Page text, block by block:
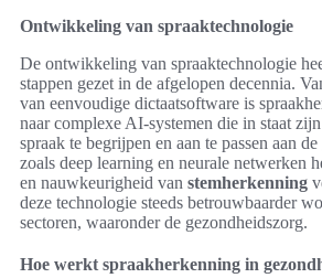
Ontwikkeling van spraaktechnologie
De ontwikkeling van spraaktechnologie
stappen gezet in de afgelopen decennia.
van eenvoudige dictaatsoftware is
naar complexe AI-systemen die in staat
spraak te begrijpen en aan te passen aan
zoals deep learning en neurale netwerken
en nauwkeurigheid van stemherkenning
deze technologie steeds betrouwbaarder
sectoren, waaronder de gezondheidszorg.
Hoe werkt spraakherkenning in